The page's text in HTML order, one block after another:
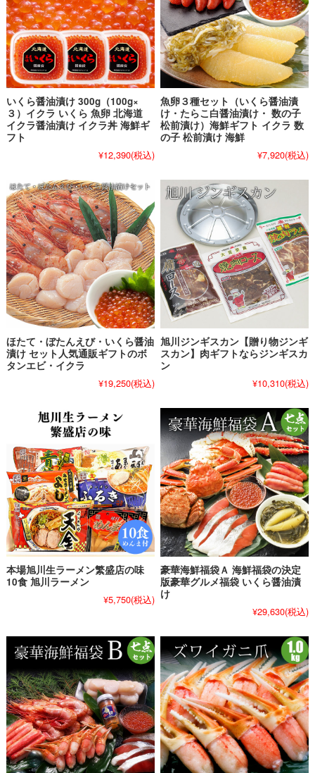
いくら醤油漬け 300g（100g×
３）イクラ いくら 魚卵 北海道
イクラ醤油漬け イクラ丼 海鮮ギ
フト
¥12,390(税込)
魚卵３種セット（いくら醤油漬
け・たらこ白醤油漬け・ 数の子
松前漬け）海鮮ギフト イクラ 数
の子 松前漬け 海鮮
¥7,920(税込)
ほたて・ぼたんえび・いくら醤油
漬け セット人気通販ギフトのボ
タンエビ・イクラ
¥19,250(税込)
旭川ジンギスカン【贈り物ジンギ
スカン】肉ギフトならジンギスカ
ン
¥10,310(税込)
本場旭川生ラーメン繁盛店の味
10食 旭川ラーメン
¥5,750(税込)
豪華海鮮福袋Ａ 海鮮福袋の決定
版豪華グルメ福袋 いくら醤油漬
け
¥29,630(税込)